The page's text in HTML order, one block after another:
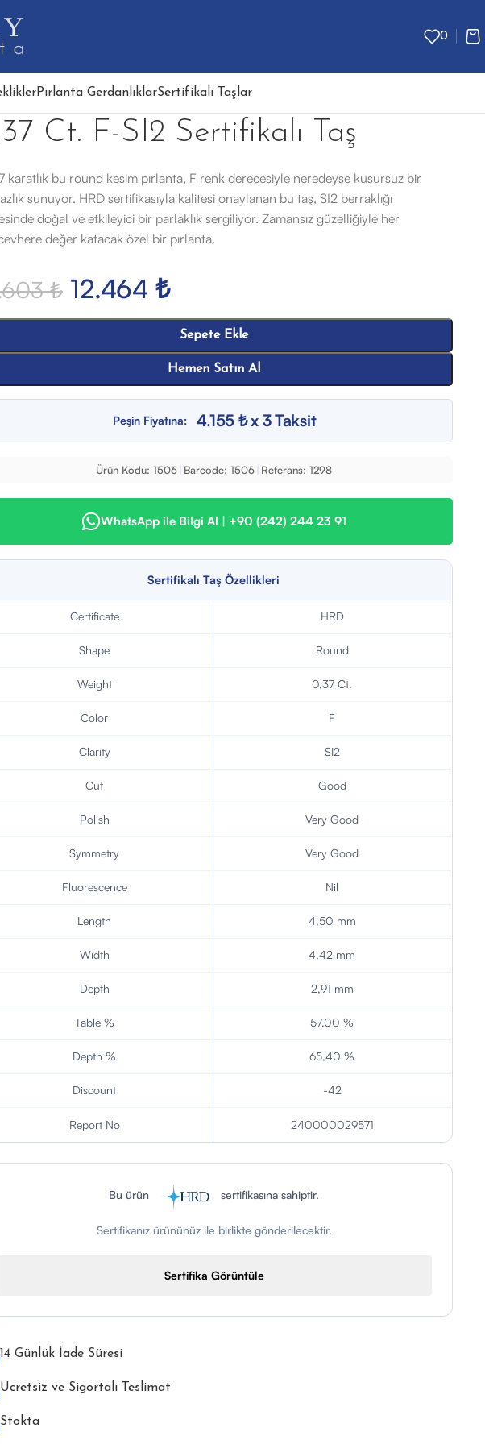
0
Pırlanta GerdanlıklarSertifikalı Taşlar
Ct. F-SI2 Sertifikalı Taş
karatlık bu round kesim pırlanta, F renk derecesiyle neredeyse kusursuz bir
sunuyor. HRD sertifikasıyla kalitesi onaylanan bu taş, SI2 berraklığı
doğal ve etkileyici bir parlaklık sergiliyor. Zamansız güzelliğiyle her
değer katacak özel bir pırlanta.
₺ 12.464 ₺
Sepete Ekle
Hemen Satın Al
Peşin Fiyatına: 4.155 ₺ x 3 Taksit
Ürün Kodu: 1506 Barcode: 1506 Referans: 1298
WhatsApp ile Bilgi Al | +90 (242) 244 23 91
Sertifikalı Taş Özellikleri
Certificate HRD
Shape Round
Weight 0,37 Ct.
Color F
Clarity SI2
Cut Good
Polish Very Good
Symmetry Very Good
Fluorescence Nil
Length 4,50 mm
Width 4,42 mm
Depth 2,91 mm
Table % 57,00 %
Depth % 65,40 %
Discount -42
Report No 240000029571
Bu ürün sertifikasına sahiptir.
Sertifikanız ürününüz ile birlikte gönderilecektir.
Sertifika Görüntüle
14 Günlük İade Süresi
Ücretsiz ve Sigortalı Teslimat
Stokta